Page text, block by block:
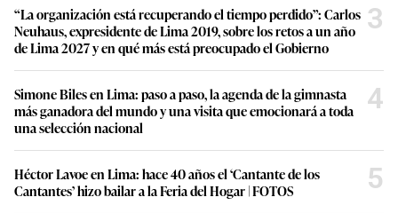
“La organización está recuperando el tiempo perdido”: Carlos
Neuhaus, expresidente de Lima 2019, sobre los retos a un año
de Lima 2027 y en qué más está preocupado el Gobierno
3
Simone Biles en Lima: paso a paso, la agenda de la gimnasta
más ganadora del mundo y una visita que emocionará a toda
una selección nacional
4
Héctor Lavoe en Lima: hace 40 años el ‘Cantante de los
Cantantes’ hizo bailar a la Feria del Hogar | FOTOS
5